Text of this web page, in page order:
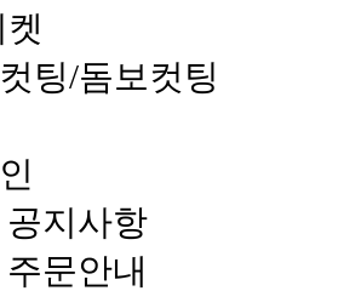
팅/돔보컷팅
지사항
문안내